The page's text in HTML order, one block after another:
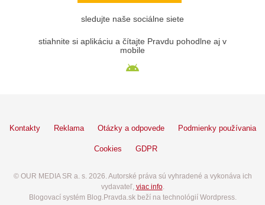
sledujte naše sociálne siete
stiahnite si aplikáciu a čítajte Pravdu pohodlne aj v
mobile
Kontakty Reklama Otázky a odpovede Podmienky používania
Cookies GDPR
© OUR MEDIA SR a. s. 2026. Autorské práva sú vyhradené a vykonáva ich
vydavateľ, viac info.
Blogovací systém Blog.Pravda.sk beží na technológií Wordpress.